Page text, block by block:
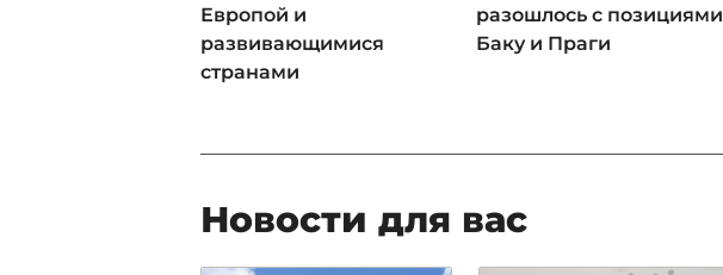
Европой и
развивающимися
странами
разошлось с позициями
Баку и Праги
Новости для вас